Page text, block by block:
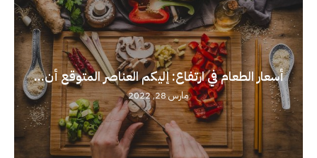
أسعار الطعام في ارتفاع: إليكم العناصر المتوقع أن...
مارس 28, 2022